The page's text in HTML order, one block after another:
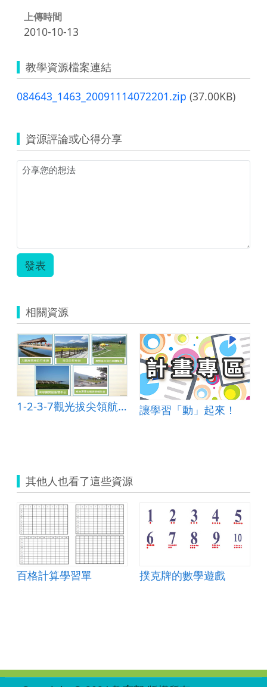
上傳時間
2010-10-13
教學資源檔案連結
084643_1463_20091114072201.zip (37.00KB)
資源評論或心得分享
發表
相關資源
1-2-3-7觀光拔尖領航方案 讓學習「動」起來！
其他人也看了這些資源
百格計算學習單 撲克牌的數學遊戲